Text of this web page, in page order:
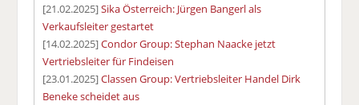
[21.02.2025]Sika Österreich: Jürgen Bangerl als
Verkaufsleiter gestartet
[14.02.2025]Condor Group: Stephan Naacke jetzt
Vertriebsleiter für Findeisen
[23.01.2025]Classen Group: Vertriebsleiter Handel Dirk
Beneke scheidet aus